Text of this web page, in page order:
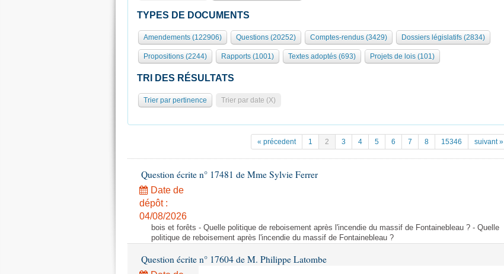
TYPES DE DOCUMENTS
Amendements (122906) Questions (20252) Comptes-rendus (3429) Dossiers législatifs (2834)
Propositions (2244) Rapports (1001) Textes adoptés (693) Projets de lois (101)
TRI DES RÉSULTATS
Trier par pertinence Trier par date (X)
« précedent 1 2 3 4 5 6 7 8 15346 suivant »
Question écrite n° 17481 de Mme Sylvie Ferrer
Date de
dépôt :
04/08/2026
bois et forêts - Quelle politique de reboisement après l'incendie du massif de Fontainebleau ? - Quelle
politique de reboisement après l'incendie du massif de Fontainebleau ?
Question écrite n° 17604 de M. Philippe Latombe